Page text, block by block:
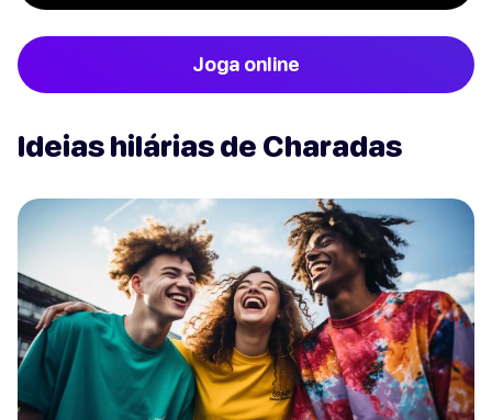
Joga online
Ideias hilárias de Charadas